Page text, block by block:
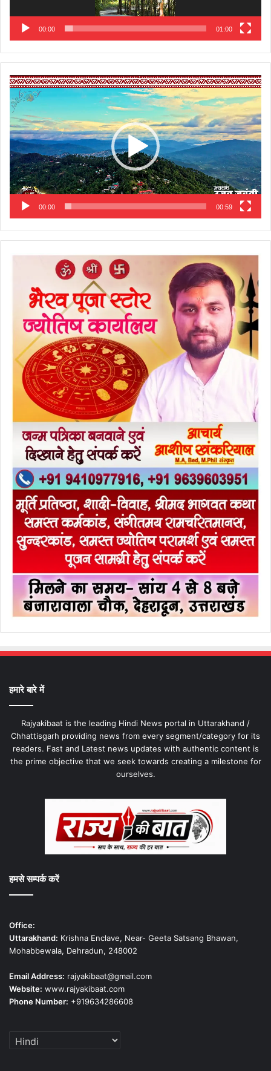
00:00 01:00
Video
Player
00:00 00:59
हमारे बारे में
Rajyakibaat is the leading Hindi News portal in Uttarakhand /
Chhattisgarh providing news from every segment/category for its
readers. Fast and Latest news updates with authentic content is
the prime objective that we seek towards creating a milestone for
ourselves.
हमसे सम्पर्क करें
Office:
Uttarakhand: Krishna Enclave, Near- Geeta Satsang Bhawan,
Mohabbewala, Dehradun, 248002
Email Address: rajyakibaat@gmail.com
Website: www.rajyakibaat.com
Phone Number: +919634286608